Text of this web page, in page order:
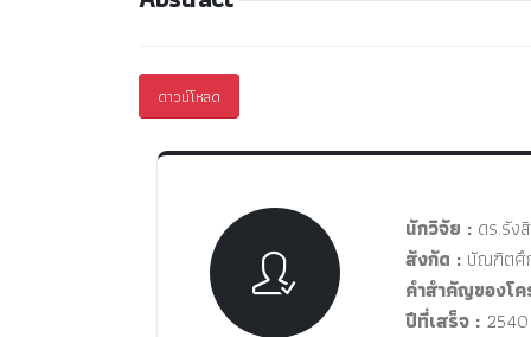
ดาวน์โหลด
นักวิจัย : ดร.รัง
สังกัด : บัณฑิตศึ
คำสำคัญของโค
ปีที่เสร็จ : 2540